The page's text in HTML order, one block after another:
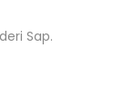
Sap.